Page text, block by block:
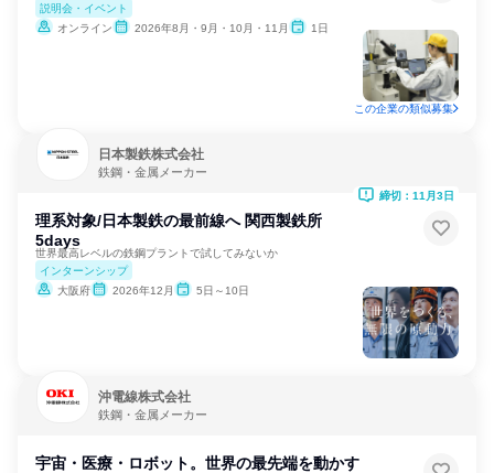
説明会・イベント
オンライン
2026年8月・9月・10月・11月 1日
この企業の類似募集
日本製鉄株式会社
鉄鋼・金属メーカー
理系対象/日本製鉄の最前線へ 関西製鉄所
5days
世界最高レベルの鉄鋼プラントで試してみないか
インターンシップ
大阪府
2026年12月 5日～10日
締切：11月3日
沖電線株式会社
鉄鋼・金属メーカー
宇宙・医療・ロボット。世界の最先端を動かす